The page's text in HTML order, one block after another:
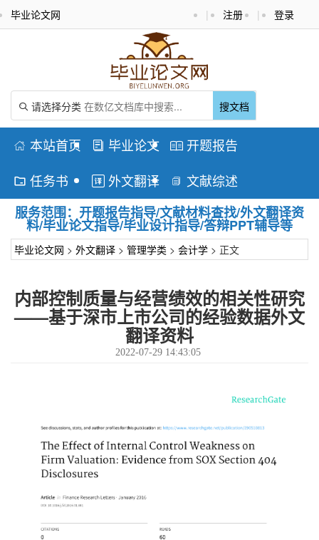
毕业论文网 登录
|
注册
|
 请选择分类 搜文档
 本站首页  毕业论文  开题报告
 任务书  外文翻译  文献综述
服务范围：开题报告指导/文献材料查找/外文翻译资
料/毕业论文指导/毕业设计指导/答辩PPT辅导等
毕业论文网 > 外文翻译 > 管理学类 > 会计学 > 正文
内部控制质量与经营绩效的相关性研究
——基于深市上市公司的经验数据外文
翻译资料
2022-07-29 14:43:05